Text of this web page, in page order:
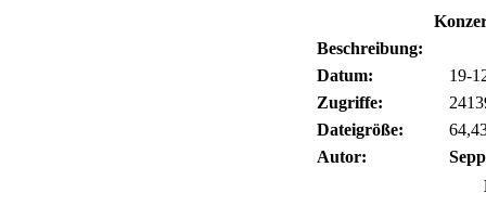
Beschreibung:
Datum:
19-
Zugriffe:
Dateigröße:
Autor: